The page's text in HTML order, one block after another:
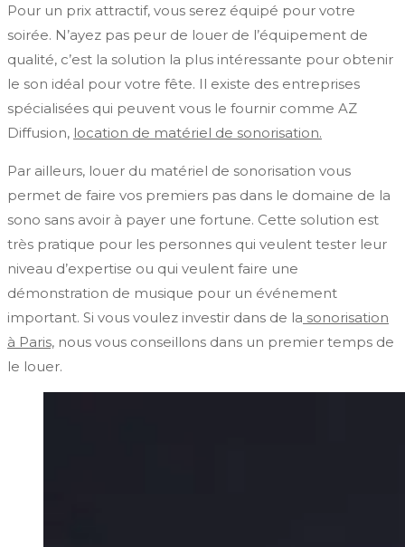
Pour un prix attractif, vous serez équipé pour votre
soirée. N’ayez pas peur de louer de l’équipement de
qualité, c’est la solution la plus intéressante pour obtenir
le son idéal pour votre fête. Il existe des entreprises
spécialisées qui peuvent vous le fournir comme AZ
Diffusion, location de matériel de sonorisation.
Par ailleurs, louer du matériel de sonorisation vous
permet de faire vos premiers pas dans le domaine de la
sono sans avoir à payer une fortune. Cette solution est
très pratique pour les personnes qui veulent tester leur
niveau d’expertise ou qui veulent faire une
démonstration de musique pour un événement
important. Si vous voulez investir dans de la sonorisation
à Paris, nous vous conseillons dans un premier temps de
le louer.